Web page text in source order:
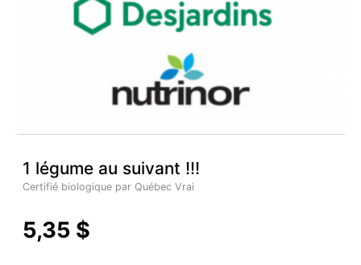
1 légume au suivant !!!
Certifié biologique par Québec Vrai
5,35 $